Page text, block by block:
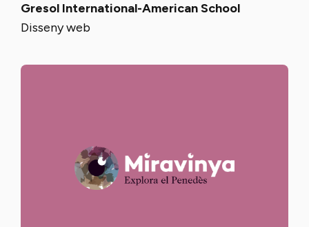
Gresol International-American School
Disseny web